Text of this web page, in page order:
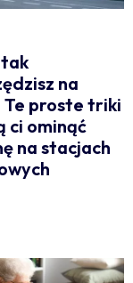
tak
na
Te proste triki
ci ominąć
na stacjach